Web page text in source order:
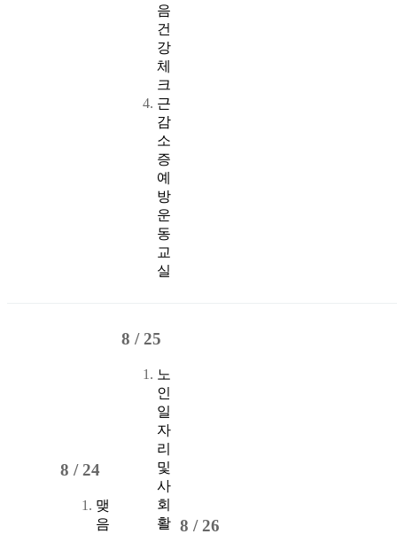
음
건
강
체
크
근
감
소
증
예
방
운
동
교
실
8 /24
맺
음
8 /25
노
인
일
자
리
및
사
회
활 8 /26